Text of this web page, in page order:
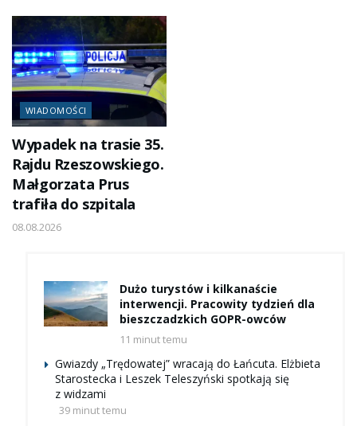
WIADOMOŚCI
Wypadek na trasie 35.
Rajdu Rzeszowskiego.
Małgorzata Prus
trafiła do szpitala
08.08.2026
Dużo turystów i kilkanaście
interwencji. Pracowity tydzień dla
bieszczadzkich GOPR-owców
11 minut temu
Gwiazdy „Trędowatej” wracają do Łańcuta. Elżbieta
Starostecka i Leszek Teleszyński spotkają się
z widzami
39 minut temu